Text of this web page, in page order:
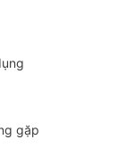
gặp